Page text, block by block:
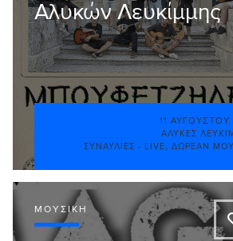
Αλυκών Λευκίμμης
11 ΑΥΓΟΎΣΤΟΥ
ΑΛΥΚΈΣ
ΣΥΝΑΥΛΊΕΣ - LIVE
ΔΩΡΕΆΝ
ΜΟΥΣΙΚΉ